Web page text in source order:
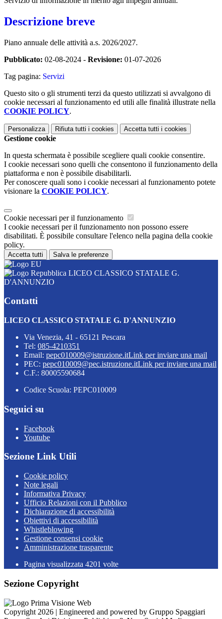
Descrizione breve
Piano annuale delle attività a.s. 2026/2027.
Pubblicato: 02-08-2024 - Revisione: 01-07-2026
Tag pagina: Servizi
Questo sito o gli strumenti terzi da questo utilizzati si avvalgono di
cookie necessari al funzionamento ed utili alle finalità illustrate nella
COOKIE POLICY.
Personalizza Rifiuta tutti i cookies Accetta tutti i cookies
Gestione cookie
In questa schermata è possibile scegliere quali cookie consentire.
I cookie necessari sono quelli che consentono il funzionamento della
piattaforma e non è possibile disabilitarli.
Per conoscere quali sono i cookie necessari al funzionamento potete
visionare la COOKIE POLICY.
Cookie necessari per il funzionamento
I cookie necessari per il funzionamento non possono essere
disabilitati. È possibile consultare l'elenco nella pagina della cookie
policy.
Accetta tutti Salva le preferenze
LICEO CLASSICO STATALE G.
D'ANNUNZIO
Contatti
LICEO CLASSICO STATALE G. D'ANNUNZIO
Via Venezia, 41 - 65121 Pescara
Tel: 085-4210351
Email: pepc010009@istruzione.itLink per inviare una mail
PEC: pepc010009@pec.istruzione.itLink per inviare una mail
C.F.: 80005590684
Codice Scuola: PEPC010009
Seguici su
Facebook
Youtube
Sezione Link Utili
Cookie policy
Note legali
Informativa Privacy
Ufficio Relazioni con il Pubblico
Dichiarazione di accessibilità
Obiettivi di accessibilità
Whistleblowing
Gestione consensi cookie
Amministrazione trasparente
Pagina visualizzata 4201 volte
Sezione Copyright
Copyright 2026 | Engineered and powered by Gruppo Spaggiari